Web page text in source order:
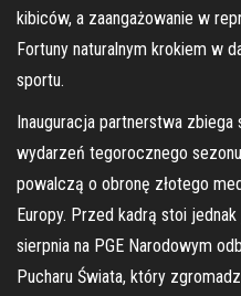
kibiców, a zaangażowanie w
Fortuny naturalnym krokiem w
sportu.
Inauguracja partnerstwa
wydarzeń tegorocznego
powalczą o obronę złotego
Europy. Przed kadrą stoi
sierpnia na PGE Narodowym
Pucharu Świata, który